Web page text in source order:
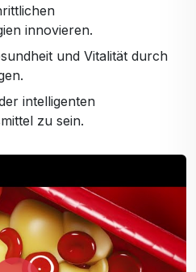
innovieren.
und Vitalität durch
intelligenten
zu sein.